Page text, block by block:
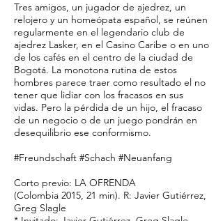
Tres amigos, un jugador de ajedrez, un
relojero y un homeópata español, se reúnen
regularmente en el legendario club de
ajedrez Lasker, en el Casino Caribe o en uno
de los cafés en el centro de la ciudad de
Bogotá. La monotona rutina de estos
hombres parece traer como resultado el no
tener que lidiar con los fracasos en sus
vidas. Pero la pérdida de un hijo, el fracaso
de un negocio o de un juego pondrán en
desequilibrio ese conformismo.
#Freundschaft #Schach #Neuanfang
Corto previo: LA OFRENDA
(Colombia 2015, 21 min). R: Javier Gutiérrez,
Greg Slagle